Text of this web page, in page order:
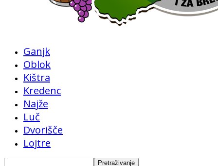
Ganjk
Oblok
Kištra
Kredenc
Najže
Luč
Dvorišče
Lojtre